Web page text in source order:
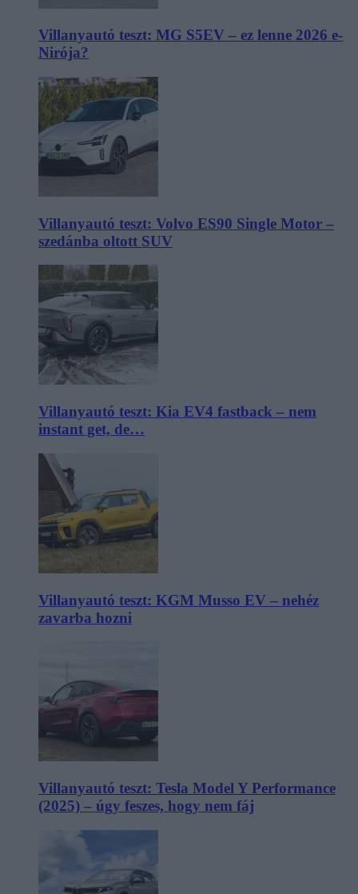
Villanyautó teszt: MG S5EV – ez lenne 2026 e-
Nirója?
Villanyautó teszt: Volvo ES90 Single Motor –
szedánba oltott SUV
Villanyautó teszt: Kia EV4 fastback – nem
instant get, de…
Villanyautó teszt: KGM Musso EV – nehéz
zavarba hozni
Villanyautó teszt: Tesla Model Y Performance
(2025) – úgy feszes, hogy nem fáj